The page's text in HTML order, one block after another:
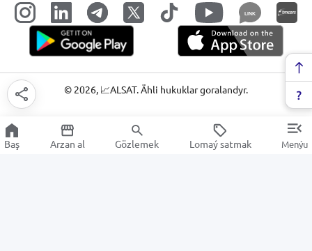
LINK
© 2026, 📈ALSAT. Ähli hukuklar goralandyr.
Baş Arzan al Gözlemek Lomaý satmak Menýu